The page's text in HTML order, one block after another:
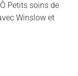
Petits soins de
Winslow et